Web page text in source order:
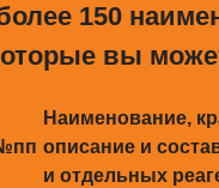
150
вы
Наименование,
описание и
и отдельных